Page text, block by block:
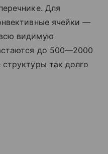
Для
ячейки —
видимую
до 500—2000
так долго